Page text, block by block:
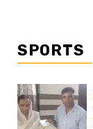
SPORTS